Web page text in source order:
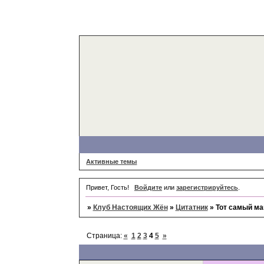
Активные темы
Привет, Гость! Войдитеили зарегистрируйтесь.
» Клуб Настоящих Жён » Цитатник » Тот самый
Страница: « 1 2 3 4 5 »